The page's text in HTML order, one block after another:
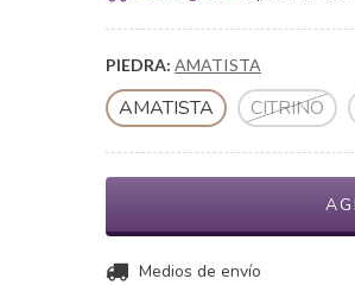
PIEDRA: AMATISTA
AMATISTA CITRINO
Entregas para el CP:
Medios de envío